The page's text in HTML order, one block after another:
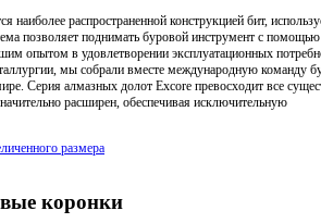
наиболее распространенной конструкцией бит,
позволяет поднимать буровой инструмент с
опытом в удовлетворении эксплуатационных
мы собрали вместе международную команду
Серия алмазных долот Excore превосходит все
расширен, обеспечивая исключительную
размера
коронки